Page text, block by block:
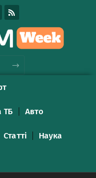
ТБ Авто
Статті Наука